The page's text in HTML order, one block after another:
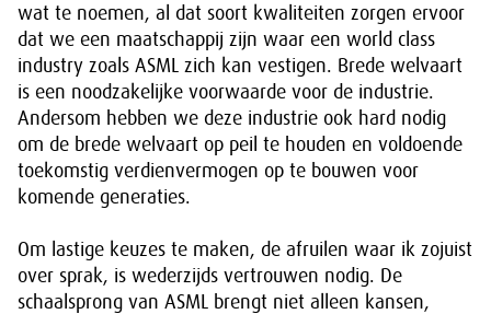
wat te noemen, al dat soort kwaliteiten zorgen ervoor
dat we een maatschappij zijn waar een world class
industry zoals ASML zich kan vestigen. Brede welvaart
is een noodzakelijke voorwaarde voor de industrie.
Andersom hebben we deze industrie ook hard nodig
om de brede welvaart op peil te houden en voldoende
toekomstig verdienvermogen op te bouwen voor
komende generaties.
Om lastige keuzes te maken, de afruilen waar ik zojuist
over sprak, is wederzijds vertrouwen nodig. De
schaalsprong van ASML brengt niet alleen kansen,